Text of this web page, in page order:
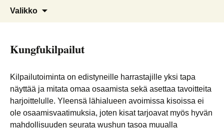
Suomen Wushu Kungfu Seura
Ry
kungfu, taiji, sanda, akrobatia,
lohikäärme- ja leijonatanssi
Valikko
Kungfukilpailut
Kilpailutoiminta on edistyneille harrastajille yksi tapa
näyttää ja mitata omaa osaamista sekä asettaa tavoitteita
harjoittelulle. Yleensä lähialueen avoimissa kisoissa ei
ole osaamisvaatimuksia, joten kisat tarjoavat myös hyvän
mahdollisuuden seurata wushun tasoa muualla